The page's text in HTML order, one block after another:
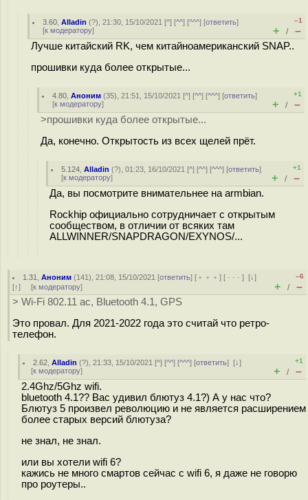
3.60 ,Alladin (?), 21:30, 15/10/2021 [^] [^^] [^^^] [ответить]
[к модератору]
–1
+ / –
Лучше китайский RK, чем китайноамериканский SNAP..
прошивки куда более открытые...
4.80 ,Аноним (35), 21:51, 15/10/2021 [^] [^^] [^^^] [ответить]
[к модератору]
+1
+ / –
>прошивки куда более открытые...
Да, конечно. Открытость из всех щелей прёт.
5.124 ,Alladin (?), 01:23, 16/10/2021 [^] [^^] [^^^] [ответить]
[к модератору]
+1
+ / –
Да, вы посмотрите внимательнее на armbian.
Rockhip официально сотрудничает с открытым
сообществом, в отличии от всяких там
ALLWINNER/SNAPDRAGON/EXYNOS/...
1.31 ,Аноним (141), 21:08, 15/10/2021 [ответить] [ ﹢﹢﹢] [ · · ·][↓]
[↑] [к модератору]
–6
+ / –
> Wi-Fi 802.11 ac, Bluetooth 4.1, GPS
Это провал. Для 2021-2022 года это считай что ретро-
телефон.
2.62 ,Alladin (?), 21:33, 15/10/2021 [^] [^^] [^^^] [ответить][↓]
[к модератору]
+1
+ / –
2.4Ghz/5Ghz wifi.
bluetooth 4.1?? Вас удивил блютуз 4.1?) А у нас что?
Блютуз 5 произвел революцию и не является расширением
более старых версий блютуза?
не знал, не знал.
или вы хотели wifi 6?
кажись не много смартов сейчас с wifi 6, я даже не говорю
про роутеры..